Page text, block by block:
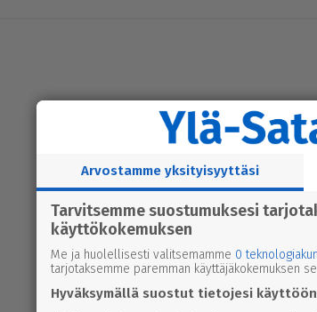
Arvostamme yksityisyyttäsi
Tarvitsemme suostumuksesi
käyttökokemuksen
Me ja huolellisesti valitsemamme 0
tarjotaksemme paremman käyttäjäkokemuksen
Hyväksymällä suostut tietojesi